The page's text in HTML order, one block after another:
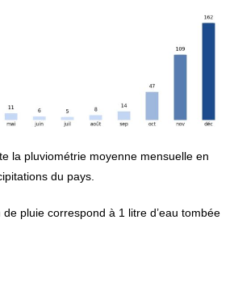
la pluviométrie moyenne mensuelle en
du pays.
pluie correspond à 1 litre d’eau tombée